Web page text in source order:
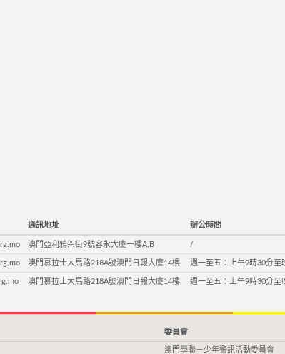
通訊地址 辦公時間
澳門亞利鴉架街9號容永大廈一樓A,B /
澳門慕拉士大馬路218A號澳門日報大廈14樓 週一至五：上午9時30分至
澳門慕拉士大馬路218A號澳門日報大廈14樓 週一至五：上午9時30分至
委員會
澳門學聯－少年警訊活動委員會